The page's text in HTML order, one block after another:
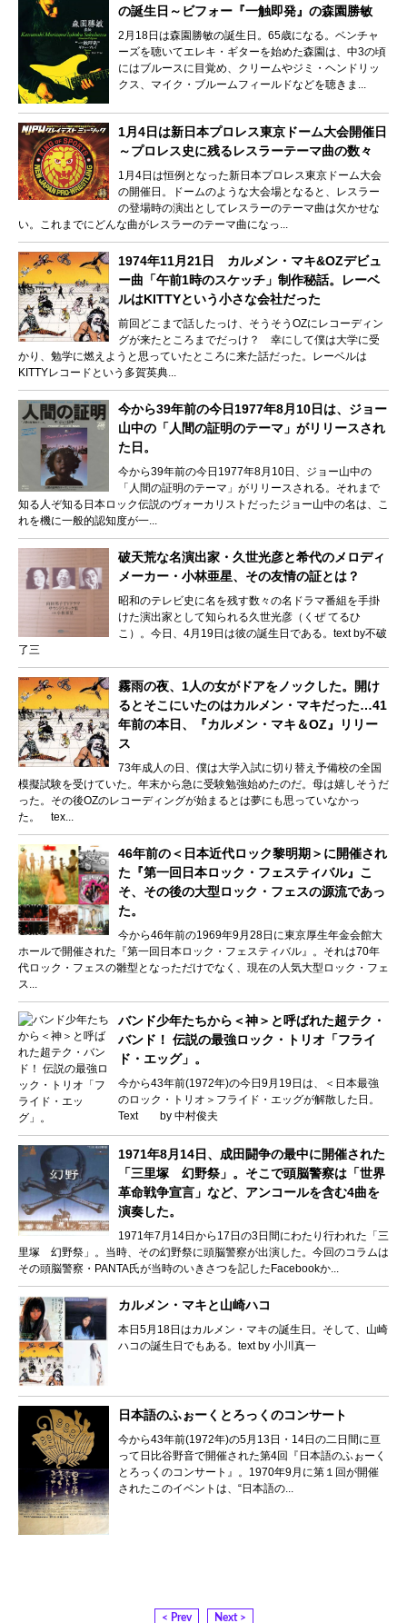
の誕生日～ビフォー『一触即発』の森園勝敏
2月18日は森園勝敏の誕生日。65歳になる。ベンチャ
ーズを聴いてエレキ・ギターを始めた森園は、中3の頃
にはブルースに目覚め、クリームやジミ・ヘンドリッ
クス、マイク・ブルームフィールドなどを聴きま...
1月4日は新日本プロレス東京ドーム大会開催日
～プロレス史に残るレスラーテーマ曲の数々
1月4日は恒例となった新日本プロレス東京ドーム大会
の開催日。ドームのような大会場となると、レスラー
の登場時の演出としてレスラーのテーマ曲は欠かせな
い。これまでにどんな曲がレスラーのテーマ曲になっ...
1974年11月21日 カルメン・マキ&OZデビュ
ー曲「午前1時のスケッチ」制作秘話。レーベ
ルはKITTYという小さな会社だった
前回どこまで話したっけ、そうそうOZにレコーディン
グが来たところまでだっけ？ 幸にして僕は大学に受
かり、勉学に燃えようと思っていたところに来た話だった。レーベルは
KITTYレコードという多賀英典...
今から39年前の今日1977年8月10日は、ジョー
山中の「人間の証明のテーマ」がリリースされ
た日。
今から39年前の今日1977年8月10日、ジョー山中の
「人間の証明のテーマ」がリリースされる。それまで
知る人ぞ知る日本ロック伝説のヴォーカリストだったジョー山中の名は、こ
れを機に一般的認知度が一...
破天荒な名演出家・久世光彦と希代のメロディ
メーカー・小林亜星、その友情の証とは？
昭和のテレビ史に名を残す数々の名ドラマ番組を手掛
けた演出家として知られる久世光彦（くぜ てるひ
こ）。今日、4月19日は彼の誕生日である。text by不破
了三
霧雨の夜、1人の女がドアをノックした。開け
るとそこにいたのはカルメン・マキだった…41
年前の本日、『カルメン・マキ＆OZ』リリー
ス
73年成人の日、僕は大学入試に切り替え予備校の全国
模擬試験を受けていた。年末から急に受験勉強始めたのだ。母は嬉しそうだ
った。その後OZのレコーディングが始まるとは夢にも思っていなかっ
た。 tex...
46年前の＜日本近代ロック黎明期＞に開催され
た『第一回日本ロック・フェスティバル』こ
そ、その後の大型ロック・フェスの源流であっ
た。
今から46年前の1969年9月28日に東京厚生年金会館大
ホールで開催された『第一回日本ロック・フェスティバル』。それは70年
代ロック・フェスの雛型となっただけでなく、現在の人気大型ロック・フェ
ス...
バンド少年たちから＜神＞と呼ばれた超テク・
バンド！ 伝説の最強ロック・トリオ「フライ
ド・エッグ」。
今から43年前(1972年)の今日9月19日は、＜日本最強
のロック・トリオ＞フライド・エッグが解散した日。
Text by 中村俊夫
1971年8月14日、成田闘争の最中に開催された
「三里塚 幻野祭」。そこで頭脳警察は「世界
革命戦争宣言」など、アンコールを含む4曲を
演奏した。
1971年7月14日から17日の3日間にわたり行われた「三
里塚 幻野祭」。当時、その幻野祭に頭脳警察が出演した。今回のコラムは
その頭脳警察・PANTA氏が当時のいきさつを記したFacebookか...
カルメン・マキと山崎ハコ
本日5月18日はカルメン・マキの誕生日。そして、山崎
ハコの誕生日でもある。text by 小川真一
日本語のふぉーくとろっくのコンサート
今から43年前(1972年)の5月13日・14日の二日間に亘
って日比谷野音で開催された第4回『日本語のふぉーく
とろっくのコンサート』。1970年9月に第１回が開催
されたこのイベントは、“日本語の...
< Prev Next >